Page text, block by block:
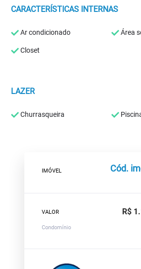
CARACTERÍSTICAS INTERNAS
Ar condicionado Área
Closet
LAZER
Churrasqueira
IMÓVEL Cód.
VALOR R$
Condomínio